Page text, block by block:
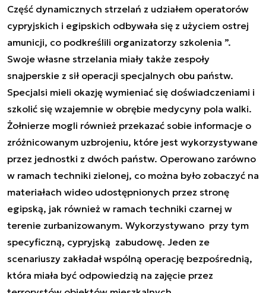
Część dynamicznych strzelań z udziałem operatorów
cypryjskich i egipskich odbywała się z użyciem ostrej
amunicji, co podkreślili organizatorzy szkolenia ”.
Swoje własne strzelania miały także zespoły
snajperskie z sił operacji specjalnych obu państw.
Specjalsi mieli okazję wymieniać się doświadczeniami i
szkolić się wzajemnie w obrębie medycyny pola walki.
Żołnierze mogli również przekazać sobie informacje o
zróżnicowanym uzbrojeniu, które jest wykorzystywane
przez jednostki z dwóch państw. Operowano zarówno
w ramach techniki zielonej, co można było zobaczyć na
materiałach wideo udostępnionych przez stronę
egipską, jak również w ramach techniki czarnej w
terenie zurbanizowanym. Wykorzystywano przy tym
specyficzną, cypryjską zabudowę. Jeden ze
scenariuszy zakładał wspólną operację bezpośrednią,
która miała być odpowiedzią na zajęcie przez